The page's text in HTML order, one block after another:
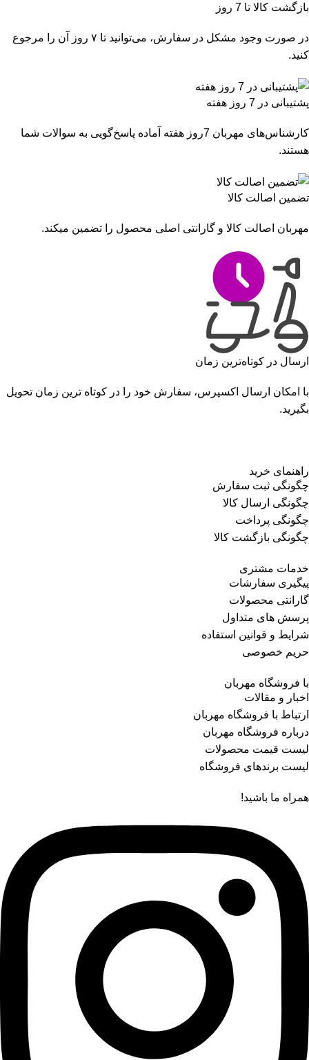
بازگشت کالا تا 7 روز
در صورت وجود مشکل در سفارش، می‌توانید تا ۷ روز آن را مرجوع
کنید.
پشتیبانی در 7 روز هفته
کارشناس‌های مهربان 7روز هفته آماده پاسخ‌گویی به سوالات شما
هستند.
تضمین اصالت کالا
مهربان اصالت کالا و گارانتی اصلی محصول را تضمین میکند.
ارسال در کوتاه‌ترین زمان
با امکان ارسال اکسپرس، سفارش خود را در کوتاه ترین زمان تحویل
بگیرید.
راهنمای خرید
چگونگی ثبت سفارش
چگونگی ارسال کالا
چگونگی پرداخت
چگونگی بازگشت کالا
خدمات مشتری
پیگیری سفارشات
گارانتی محصولات
پرسش های متداول
شرایط و قوانین استفاده
حریم خصوصی
با فروشگاه مهربان
اخبار و مقالات
ارتباط با فروشگاه مهربان
درباره فروشگاه مهربان
لیست قیمت محصولات
لیست برندهای فروشگاه
همراه ما باشید!